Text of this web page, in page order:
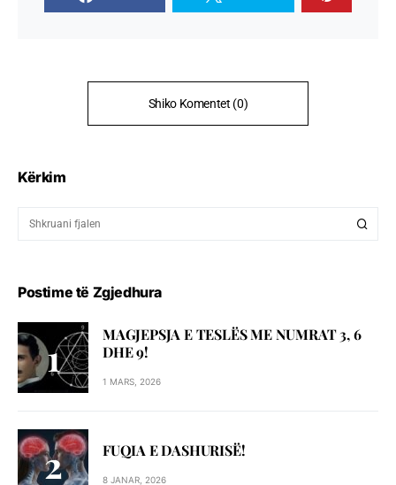
Shiko Komentet (0)
Kërkim
Postime të Zgjedhura
MAGJEPSJA E TESLËS ME NUMRAT 3, 6
DHE 9!
1 MARS, 2026
FUQIA E DASHURISË!
8 JANAR, 2026